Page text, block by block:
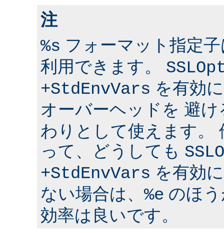
注
%s フォーマット指定
利用できます。
+StdEnvVars を有効
オーバーヘッドを 避け
わりとして使えます。
って、どうしても
+StdEnvVars を有効
ない場合は、 %e のほ
効率は良いです。